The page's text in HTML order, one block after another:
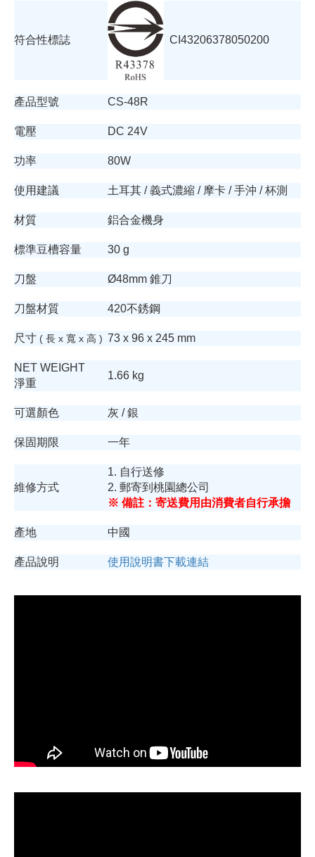
符合性標誌 CI43206378050200
產品型號 CS-48R
電壓 DC 24V
功率 80W
使用建議 土耳其 / 義式濃縮 / 摩卡 / 手沖 / 杯測
材質 鋁合金機身
標準豆槽容量 30 g
刀盤 Ø48mm 錐刀
刀盤材質 420不銹鋼
尺寸 ( 長 x 寬 x 高 ) 73 x 96 x 245 mm
NET WEIGHT
1.66 kg
淨重
可選顏色 灰 / 銀
保固期限 一年
維修方式
1. 自行送修
2. 郵寄到桃園總公司
※ 備註：寄送費用由消費者自行承擔
產地 中國
產品說明 使用說明書下載連結